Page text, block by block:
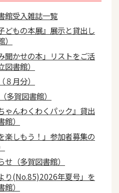
館受入雑誌一覧
どもの本展』展示と貸出し
聞かせの本」リストをご活
書館）
月分）
多賀図書館）
ゃんわくわくパック』貸出
）
楽しもう！」参加者募集の
（多賀図書館）
り(No.85)2026年夏号」を
）